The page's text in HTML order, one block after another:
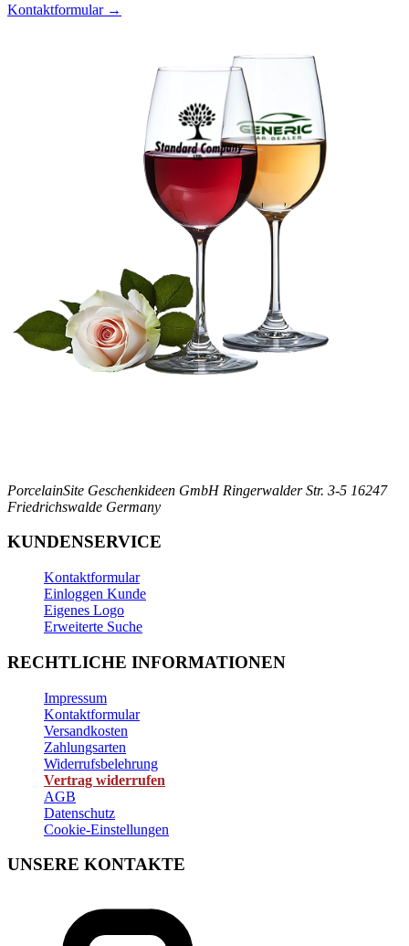
Kontaktformular →
PorcelainSite Geschenkideen GmbH Ringerwalder Str. 3-5 16247
Friedrichswalde Germany
KUNDENSERVICE
Kontaktformular
Einloggen Kunde
Eigenes Logo
Erweiterte Suche
RECHTLICHE INFORMATIONEN
Impressum
Kontaktformular
Versandkosten
Zahlungsarten
Widerrufsbelehrung
Vertrag widerrufen
AGB
Datenschutz
Cookie-Einstellungen
UNSERE KONTAKTE